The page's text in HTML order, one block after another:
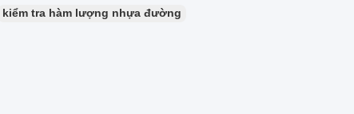
kiểm tra hàm lượng nhựa đường